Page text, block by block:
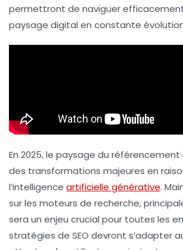
permettront de naviguer
paysage digital en constante
En 2025, le paysage du
des transformations majeures en
l’intelligence artificielle générative.
sur les moteurs de recherche,
sera un enjeu crucial pour toutes les
stratégies de SEO devront s’adapter